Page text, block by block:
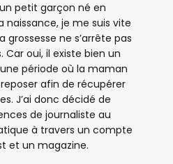
petit garçon né en
naissance, je me suis vite
ne s’arrête pas
oui, il existe bien un
période où la maman
afin de récupérer
J’ai donc décidé de
de journaliste au
à travers un compte
et un magazine.